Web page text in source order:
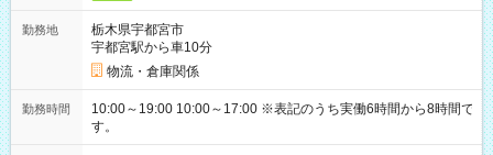
勤務地
栃木県宇都宮市
宇都宮駅から車10分
物流・倉庫関係
勤務時間
10:00～19:00 10:00～17:00 ※表記のうち実働6時間から8時間で
す。